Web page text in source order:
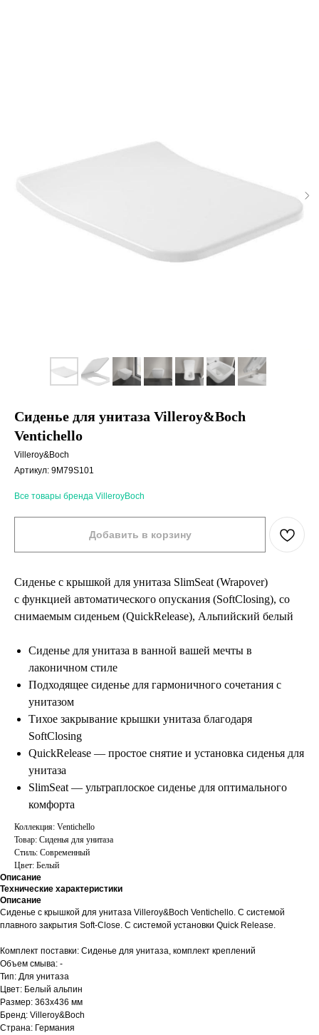
Сиденье для унитаза Villeroy&Boch
Ventichello
Villeroy&Boch
Артикул: 9M79S101
Все товары бренда VilleroyBoch
Добавить в корзину
Сиденье с крышкой для унитаза SlimSeat (Wrapover)
с функцией автоматического опускания (SoftClosing), со
снимаемым сиденьем (QuickRelease), Альпийский белый
Сиденье для унитаза в ванной вашей мечты в
лаконичном стиле
Подходящее сиденье для гармоничного сочетания с
унитазом
Тихое закрывание крышки унитаза благодаря
SoftClosing
QuickRelease — простое снятие и установка сиденья для
унитаза
SlimSeat — ультраплоское сиденье для оптимального
комфорта
Коллекция: Ventichello
Товар: Сиденья для унитаза
Стиль: Современный
Цвет: Белый
Описание
Технические характеристики
Описание
Сиденье с крышкой для унитаза Villeroy&Boch Ventichello. С системой
плавного закрытия Soft-Close. С системой установки Quick Release.
Комплект поставки: Сиденье для унитаза, комплект креплений
Объем смыва: -
Тип: Для унитаза
Цвет: Белый альпин
Размер: 363x436 мм
Бренд: Villeroy&Boch
Страна: Германия